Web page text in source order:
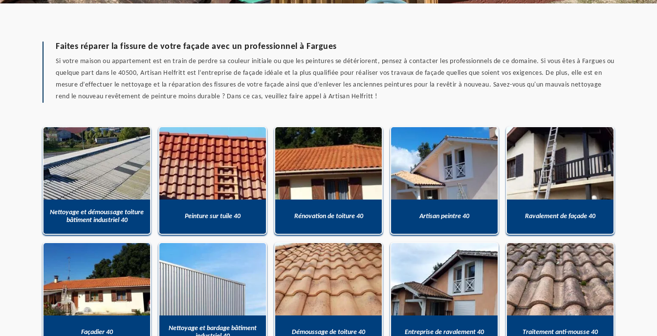
Faites réparer la fissure de votre façade avec un professionnel à Fargues
Si votre maison ou appartement est en train de perdre sa couleur initiale ou que les peintures se détériorent, pensez à contacter les professionnels de ce domaine. Si vous êtes à Fargues ou
quelque part dans le 40500, Artisan Helfritt est l’entreprise de façade idéale et la plus qualifiée pour réaliser vos travaux de façade quelles que soient vos exigences. De plus, elle est en
mesure d’effectuer le nettoyage et la réparation des fissures de votre façade ainsi que d’enlever les anciennes peintures pour la revêtir à nouveau. Savez-vous qu'un mauvais nettoyage
rend le nouveau revêtement de peinture moins durable ? Dans ce cas, veuillez faire appel à Artisan Helfritt !
Nettoyage et démoussage toiture
bâtiment industriel 40
Peinture sur tuile 40 Rénovation de toiture 40 Artisan peintre 40 Ravalement de façade 40
Façadier 40
Nettoyage et bardage bâtiment
Démoussage de toiture 40 Entreprise de ravalement 40 Traitement anti-mousse 40